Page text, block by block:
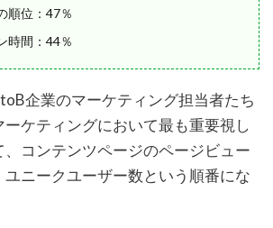
順位：47％
時間：44％
企業のマーケティング担当者たち
ケティングにおいて最も重要視し
コンテンツページのページビュー
ニークユーザー数という順番にな